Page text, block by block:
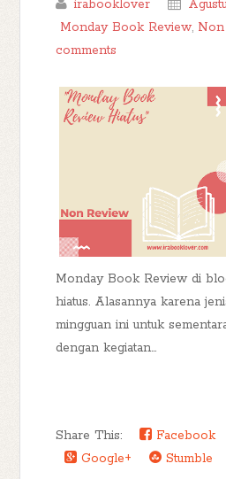
irabooklover
Monday Book Review,
comments
Monday Book Review di
hiatus. Alasannya karena
mingguan ini untuk
dengan kegiatan...
Share This: Facebook
Google+
Stumble